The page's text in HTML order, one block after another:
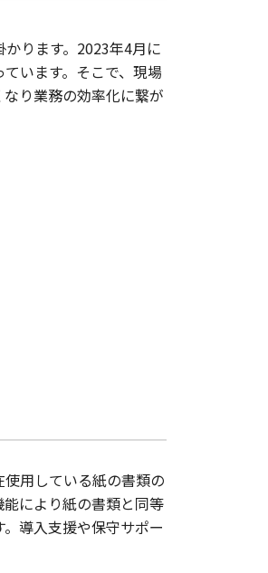
ります。2023年4月に
います。そこで、現場
り業務の効率化に繋が
用している紙の書類の
により紙の書類と同等
導入支援や保守サポー